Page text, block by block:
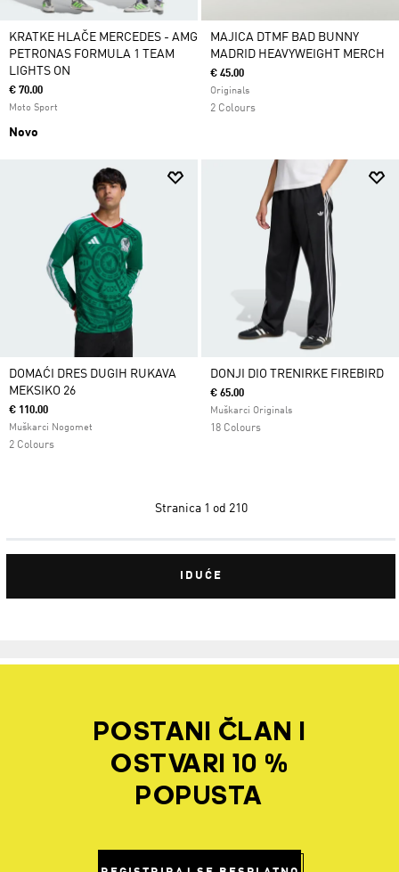
KRATKE HLAČE MERCEDES - AMG
PETRONAS FORMULA 1 TEAM
LIGHTS ON
€ 70.00
Moto Sport
Novo
MAJICA DTMF BAD BUNNY
MADRID HEAVYWEIGHT MERCH
€ 45.00
Originals
2 Colours
DOMAĆI DRES DUGIH RUKAVA
MEKSIKO 26
€ 110.00
Muškarci Nogomet
2 Colours
DONJI DIO TRENIRKE FIREBIRD
€ 65.00
Muškarci Originals
18 Colours
Stranica 1 od 210
IDUĆE
POSTANI ČLAN I
OSTVARI 10 %
POPUSTA